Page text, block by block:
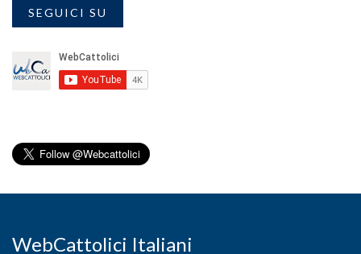
SEGUICI SU
WebCattolici Italiani